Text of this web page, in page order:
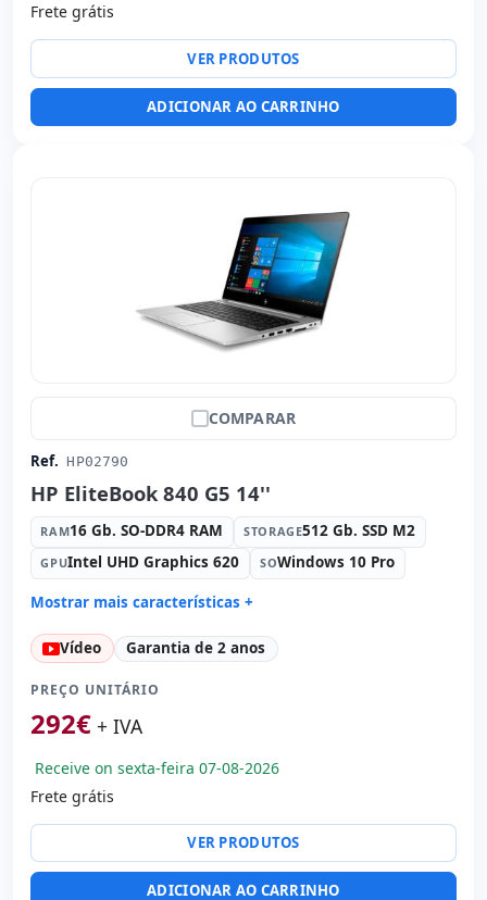
TFT 14 '' HD 16:
Outros portos: PCMCIA
VGA
(adesivos espanhol)
Frete grátis
VER PRODUTOS
ADICIONAR AO CARRINHO
COMPARAR
Ref. HP02790
HP EliteBook 840 G5 14''
RAM16 Gb. SO-DDR4 RAM STORAGE512 Gb. SSD M2
GPUIntel UHD Graphics 620 SOWindows 10 Pro
Mostrar mais características +
Connectivity: Intel Ethernet Connection I219-LM
Connectivity: RJ-45 · WIFI · Bluetooth
Processador: Intel Core i5 8350U 1.7 GHz.
Som: Bang&Olufsen Audio
Led 14 '' FullHD 16: 9 · Resolução 1920x1080
Portas de vídeo:
Multimídia: Webcam · Leitor impressões digitais · Leitor
Específico laptop: Layout do teclado Espanhol
Vídeo Garantia de 2 anos
PREÇO UNITÁRIO
292€ + IVA
Receive on sexta-feira 07-08-2026
Frete grátis
VER PRODUTOS
ADICIONAR AO CARRINHO